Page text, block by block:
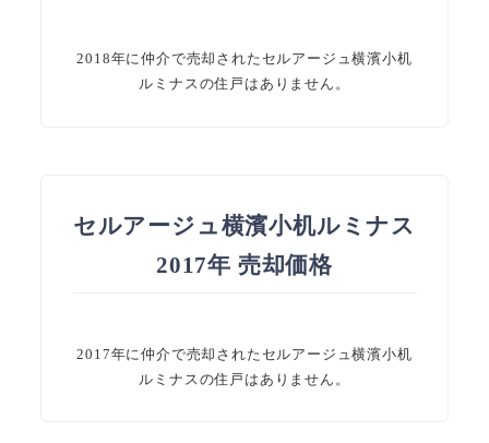
2018年に仲介で売却されたセルアージュ横濱小机
ルミナスの住戸はありません。
セルアージュ横濱小机ルミナス
2017年 売却価格
2017年に仲介で売却されたセルアージュ横濱小机
ルミナスの住戸はありません。